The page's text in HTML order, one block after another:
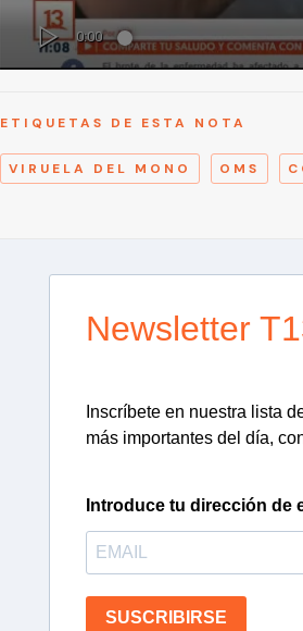
ETIQUETAS DE ESTA NOTA
VIRUELA DEL MONO OMS
Newsletter
Inscríbete en nuestra lista
más importantes del día,
Introduce tu dirección de
SUSCRIBIRSE